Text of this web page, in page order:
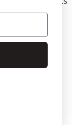
Handelsbetingelser